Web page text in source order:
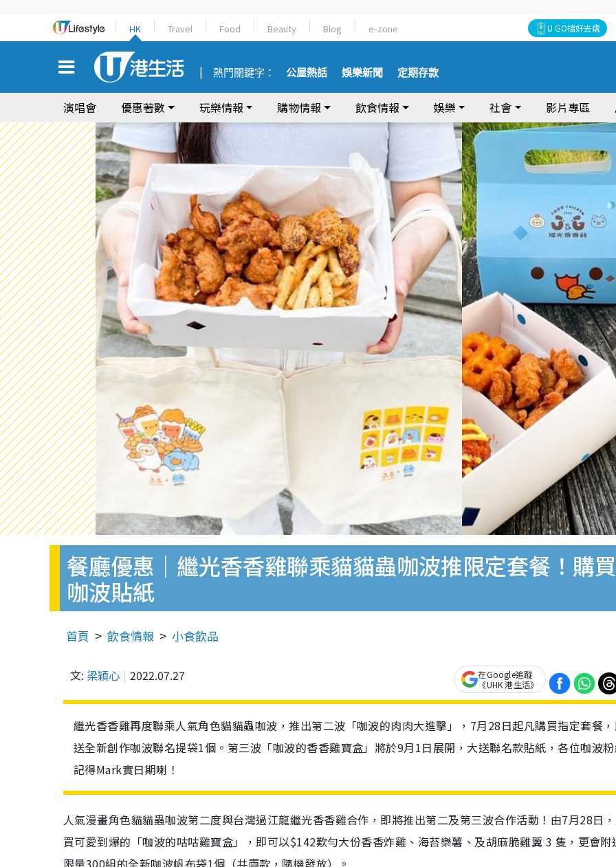
HK Travel Food Beauty Blog e-zone U GO搵好去處
熱門關鍵字： 公屋熱話 娛樂新聞 定期存款
演唱會 優惠著數 玩樂情報 購物情報 飲食情報 娛樂 社會 影片專區
餐廳優惠｜繼光香香雞聯乘貓貓蟲咖波推限定套餐！購
咖波貼紙
首頁 飲食情報 小食飲品
文: 梁穎心 2022.07.27
在Google追蹤
《UHK 港生活》
繼光香香雞再度聯乘人氣角色貓貓蟲咖波，推出第二波「咖波的肉肉大進擊」，7月28日起凡購買指定套餐
送全新創作咖波聯名提袋1個。第三波「咖波的香香雞寶盒」將於9月1日展開，大送聯名款貼紙，各位咖波
記得Mark實日期喇！
人氣漫畫角色貓貓蟲咖波第二度與台灣過江龍繼光香香雞合作，即將推出第二及第三波合作活動！由7月28日
買可愛到爆的「咖波的咕咕雞寶盒」，即可以$142歎勻大份香香炸雞、海苔樂薯、及胡麻脆雞翼 3 隻，更會附
限量300組的全新咖波帆布袋1個（共兩款，隨機發放）。